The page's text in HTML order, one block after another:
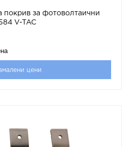
покрив за фотоволтаични
V-TAC
цени